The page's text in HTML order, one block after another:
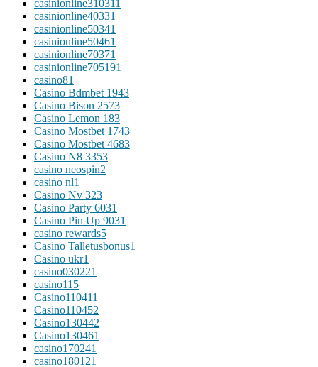
casinionline310311
casinionline40331
casinionline50341
casinionline50461
casinionline70371
casinionline705191
casino81
Casino Bdmbet 1943
Casino Bison 2573
Casino Lemon 183
Casino Mostbet 1743
Casino Mostbet 4683
Casino N8 3353
casino neospin2
casino nl1
Casino Nv 323
Casino Party 6031
Casino Pin Up 9031
casino rewards5
Casino Talletusbonus1
Casino ukr1
casino030221
casino115
Casino110411
Casino110452
Casino130442
Casino130461
casino170241
casino180121